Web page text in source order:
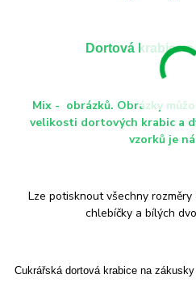
Dortová krabice
Mix - obrázků. Obrázky
velikosti dortových krabic a
vzorků je
Lze potisknout všechny
chlebíčky a bílých
Cukrářská dortová krabice na